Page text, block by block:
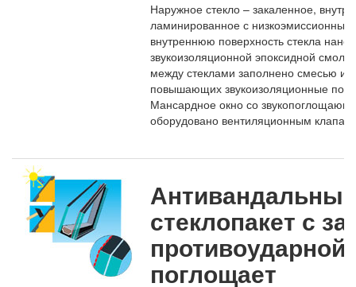
Наружное стекло – закаленное,
ламинированное с
внутреннюю поверхность стекла
звукоизоляционной эпоксидной
между стеклами заполнено смесью
повышающих звукоизоляционные
Мансардное окно со
оборудовано вентиляционным
стеклопакет с
противоударной
поглощает